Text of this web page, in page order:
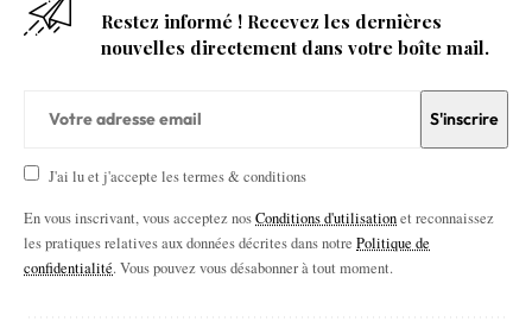
Restez informé ! Recevez les dernières
nouvelles directement dans votre boîte mail.
J'ai lu et j'accepte les termes & conditions
En vous inscrivant, vous acceptez nosConditions d'utilisationet reconnaissez
les pratiques relatives aux données décrites dans notre Politique de
confidentialité. Vous pouvez vous désabonner à tout moment.